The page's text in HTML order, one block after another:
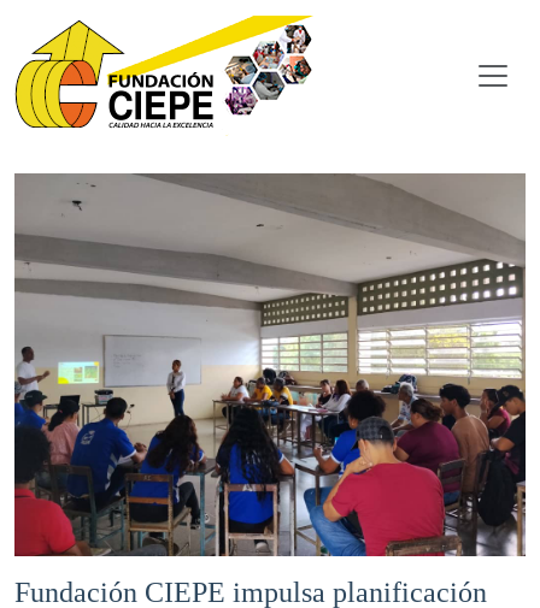
Fundación CIEPE impulsa planificación